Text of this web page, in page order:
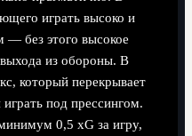
играть высоко и
— без этого высокое
из обороны. В
который перекрывает
под прессингом.
0,5 xG за игру,